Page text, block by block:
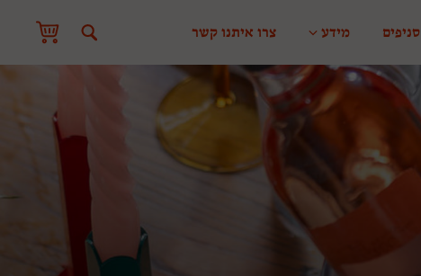
סניפים מידע צרו איתנו קשר